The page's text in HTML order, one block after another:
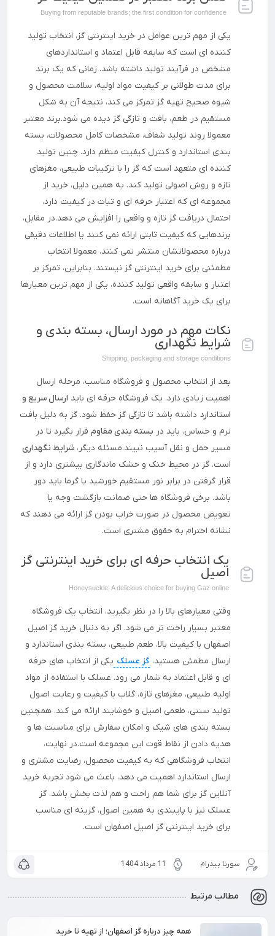
Buying from reputable brands; the first condition for confidence
یکی از مهم ترین عوامل در خرید اینترنتی گز، انتخاب تولید
کننده ای است که سابقه قابل اعتماد و استانداردهای
مشخص در فرآیند تولید داشته باشد. زمانی که یک برند
برای مدت طولانی بر کیفیت مواد اولیه، سلامت محصول و
شیوه صحیح تهیه گز تمرکز می کند، نتیجه آن به شکل
مستقیم در طعم، بافت و تازگی گز دیده می شود.برند معتبر
معمولا روند تولید شفاف، مشخصات کامل محصولات، بسته
بندی استاندارد و کنترل کیفیت منظم دارد. چنین تولید
کننده ای متعهد است که گز را با ترکیبات طبیعی، مغزهای
تازه و روش اصولی تولید کند. به همین دلیل، خرید از
مجموعه ای که اعتبار حرفه ای و ثبات در کیفیت دارد،
احتمال دریافت گز تازه و واقعی را افزایش می دهد.در مقابل،
برندهایی که کیفیت ثابتی ارائه نمی کنند یا اطلاعات دقیقی
درباره محصولاتشان منتشر نمی کنند، معمولا انتخاب
مطمئنی برای خرید اینترنتی گز نیستند. بنابراین، تمرکز بر
اعتبار و سابقه واقعی تولید کننده، یکی از مهم ترین معیارها
برای یک خرید آگاهانه است.
نکات مهم در مورد ارسال، بسته بندی و
شرایط نگهداری
Shipping, packaging and storage conditions
بعد از انتخاب محصول و فروشگاه مناسب، مرحله ارسال
اهمیت زیادی دارد. یک فروشگاه حرفه ای باید ارسال سریع و
استاندارد داشته باشد تا تازگی گز حفظ شود. گز به دلیل بافت
نرم و حساس، باید در بسته بندی مقاوم قرار بگیرد تا در
مسیر حمل و نقل آسیب نبیند.مسئله دیگر، شرایط نگهداری
است. گز در محیط خنک و خشک ماندگاری بیشتری دارد و از
قرار گرفتن در برابر نور مستقیم خورشید یا گرما باید دور
باشد. برخی فروشگاه ها حتی ضمانت بازگشت وجه یا
تعویض محصول در صورت خراب بودن گز ارائه می دهند که
نشانه احترام به حقوق مشتری است.
یک انتخاب حرفه ای برای خرید اینترنتی گز
اصیل
Honeysuckle; A delicious choice for buying Gaz online
وقتی معیارهای بالا را در نظر بگیرید، انتخاب یک فروشگاه
معتبر بسیار راحت تر می شود. اگر به دنبال خرید گز اصیل
اصفهان با کیفیت بالا، طعم طبیعی، بسته بندی استاندارد و
ارسال مطمئن هستید، گز عسلک یکی از انتخاب های حرفه
ای و قابل اعتماد به شمار می رود. عسلک با استفاده از مواد
اولیه طبیعی، مغزهای تازه، گلاب با کیفیت و رعایت اصول
تولید سنتی، طعمی اصیل و خوشایند ارائه می کند. همچنین
بسته بندی های شیک و امکان سفارش برای مناسبت ها و
هدیه دادن از نقاط قوت این مجموعه است.در نهایت،
انتخاب فروشگاهی که به کیفیت محصول، رضایت مشتری و
ارسال استاندارد اهمیت می دهد، باعث می شود تجربه خرید
آنلاین گز برای شما هم راحت و هم لذت بخش باشد. گز
عسلک نیز با پایبندی به همین اصول، گزینه ای مناسب
برای خرید اینترنتی گز اصیل اصفهان است.
سورنا بیدرام 11 مرداد 1404
مطالب مرتبط
همه چیز درباره گز اصفهان؛ از تهیه تا خرید